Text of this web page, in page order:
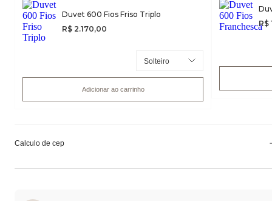
Duvet 600 Fios Friso Triplo
R$ 2.170,00
Adicionar ao carrinho
R$
Calculo de cep